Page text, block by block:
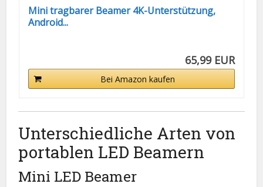
Mini tragbarer Beamer 4K-Unterstützung,
Android...
65,99 EUR
Bei Amazon kaufen
Unterschiedliche Arten von
portablen LED Beamern
Mini LED Beamer